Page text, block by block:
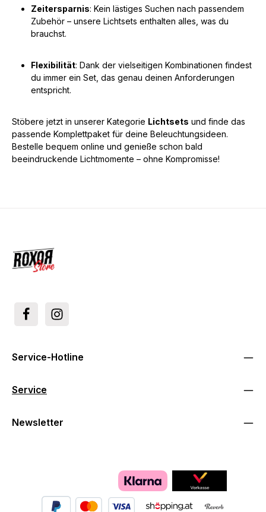
Zeitersparnis: Kein lästiges Suchen nach passendem
Zubehör – unsere Lichtsets enthalten alles, was du
brauchst.
Flexibilität: Dank der vielseitigen Kombinationen findest
du immer ein Set, das genau deinen Anforderungen
entspricht.
Stöbere jetzt in unserer Kategorie Lichtsets und finde das
passende Komplettpaket für deine Beleuchtungsideen.
Bestelle bequem online und genieße schon bald
beeindruckende Lichtmomente – ohne Kompromisse!
Service-Hotline
Service
Newsletter